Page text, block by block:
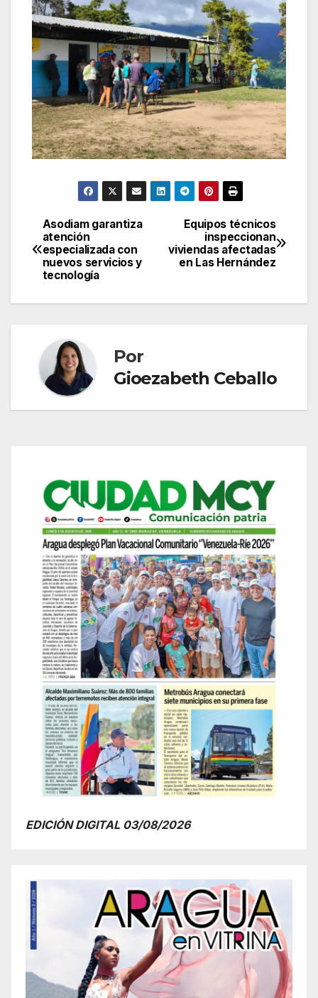
Navegación
de
entradas
Equipos técnicos
inspeccionan
viviendas afectadas
en Las Hernández
Asodiam garantiza
atención
especializada con
nuevos servicios y
tecnología
Por
Gioezabeth Ceballo
EDICIÓN DIGITAL 03/08/2026